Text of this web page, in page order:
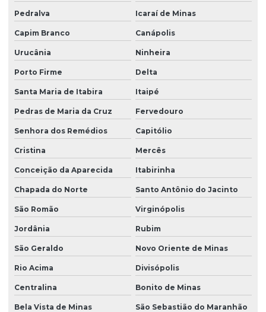
Pedralva Icaraí de Minas
Capim Branco Canápolis
Urucânia Ninheira
Porto Firme Delta
Santa Maria de Itabira Itaipé
Pedras de Maria da Cruz Fervedouro
Senhora dos Remédios Capitólio
Cristina Mercês
Conceição da Aparecida Itabirinha
Chapada do Norte Santo Antônio do Jacinto
São Romão Virginópolis
Jordânia Rubim
São Geraldo Novo Oriente de Minas
Rio Acima Divisópolis
Centralina Bonito de Minas
Bela Vista de Minas São Sebastião do Maranhão